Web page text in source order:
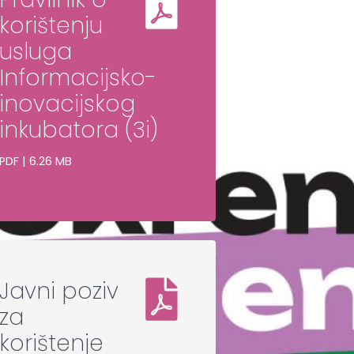
korištenju
usluga
Informacijsko-
inovacijskog
inkubatora (3i)
PDF | 6.26 MB
Javni poziv
za
korištenje